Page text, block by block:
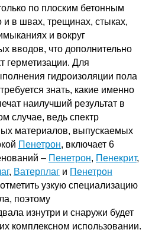
по плоским бетонным
и в швах, трещинах, стыках,
и вокруг
вводов, что дополнительно
герметизации. Для
гидроизоляции пола
знать, какие именно
наилучший результат в
случае, ведь спектр
материалов, выпускаемых
Пенетрон, включает 6
– Пенетрон, Пенекрит,
, Ватерплаг и Пенетрон
узкую специализацию
поэтому
изнутри и снаружи будет
комплексном использовании.